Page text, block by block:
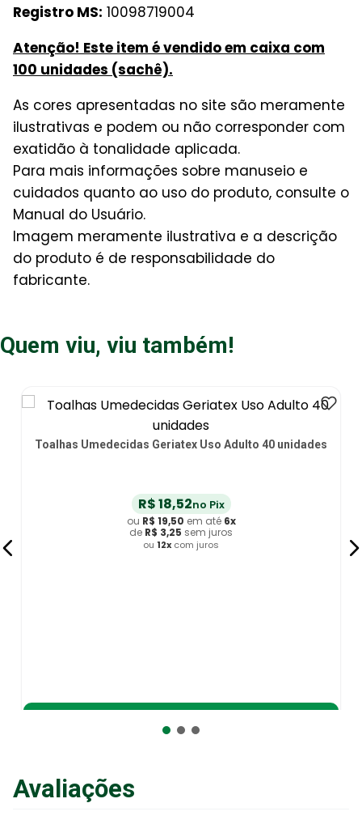
Registro MS: 10098719004
Atenção! Este item é vendido em caixa com
100 unidades (sachê).
As cores apresentadas no site são meramente
ilustrativas e podem ou não corresponder com
exatidão à tonalidade aplicada.
Para mais informações sobre manuseio e
cuidados quanto ao uso do produto, consulte o
Manual do Usuário.
Imagem meramente ilustrativa e a descrição
do produto é de responsabilidade do
fabricante.
Quem viu, viu também!
Toalhas Umedecidas Geriatex Uso Adulto 40 unidades
R$18,52no Pix
ou R$ 19,50 em até 6x
de R$ 3,25 sem juros
ou 12x com juros
Avaliações